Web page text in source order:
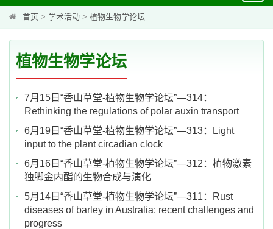
首页 > 学术活动 > 植物生物学论坛
植物生物学论坛
7月15日“香山草堂-植物生物学论坛”—314：
Rethinking the regulations of polar auxin transport
6月19日“香山草堂-植物生物学论坛”—313：Light
input to the plant circadian clock
6月16日“香山草堂-植物生物学论坛”—312：植物激素
独脚金内酯的生物合成与演化
5月14日“香山草堂-植物生物学论坛”—311：Rust
diseases of barley in Australia: recent challenges and
progress